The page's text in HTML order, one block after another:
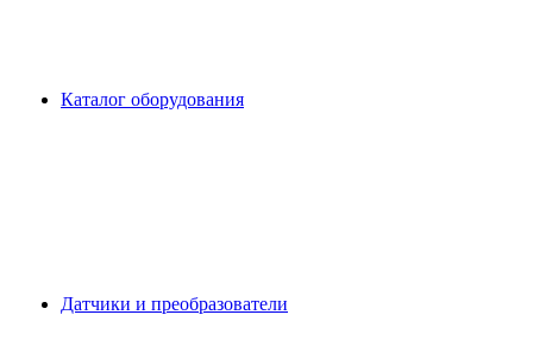
Каталог оборудования
Датчики и преобразователи